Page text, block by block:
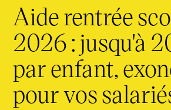
Aide rentrée
2026 : jusqu'à
par enfant,
pour vos